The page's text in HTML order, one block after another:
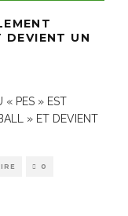
DEVIENT UN
PES » EST
» ET DEVIENT
0